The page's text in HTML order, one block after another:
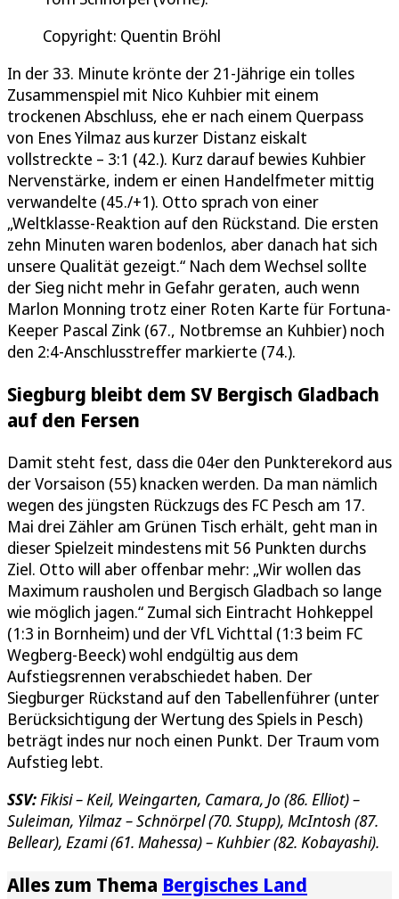
Copyright: Quentin Bröhl
In der 33. Minute krönte der 21-Jährige ein tolles
Zusammenspiel mit Nico Kuhbier mit einem
trockenen Abschluss, ehe er nach einem Querpass
von Enes Yilmaz aus kurzer Distanz eiskalt
vollstreckte – 3:1 (42.). Kurz darauf bewies Kuhbier
Nervenstärke, indem er einen Handelfmeter mittig
verwandelte (45./+1). Otto sprach von einer
„Weltklasse-Reaktion auf den Rückstand. Die ersten
zehn Minuten waren bodenlos, aber danach hat sich
unsere Qualität gezeigt.“ Nach dem Wechsel sollte
der Sieg nicht mehr in Gefahr geraten, auch wenn
Marlon Monning trotz einer Roten Karte für Fortuna-
Keeper Pascal Zink (67., Notbremse an Kuhbier) noch
den 2:4-Anschlusstreffer markierte (74.).
Siegburg bleibt dem SV Bergisch Gladbach
auf den Fersen
Damit steht fest, dass die 04er den Punkterekord aus
der Vorsaison (55) knacken werden. Da man nämlich
wegen des jüngsten Rückzugs des FC Pesch am 17.
Mai drei Zähler am Grünen Tisch erhält, geht man in
dieser Spielzeit mindestens mit 56 Punkten durchs
Ziel. Otto will aber offenbar mehr: „Wir wollen das
Maximum rausholen und Bergisch Gladbach so lange
wie möglich jagen.“ Zumal sich Eintracht Hohkeppel
(1:3 in Bornheim) und der VfL Vichttal (1:3 beim FC
Wegberg-Beeck) wohl endgültig aus dem
Aufstiegsrennen verabschiedet haben. Der
Siegburger Rückstand auf den Tabellenführer (unter
Berücksichtigung der Wertung des Spiels in Pesch)
beträgt indes nur noch einen Punkt. Der Traum vom
Aufstieg lebt.
SSV:Fikisi – Keil, Weingarten, Camara, Jo (86. Elliot) –
Suleiman, Yilmaz – Schnörpel (70. Stupp), McIntosh (87.
Bellear), Ezami (61. Mahessa) – Kuhbier (82. Kobayashi).
Alles zum Thema Bergisches Land